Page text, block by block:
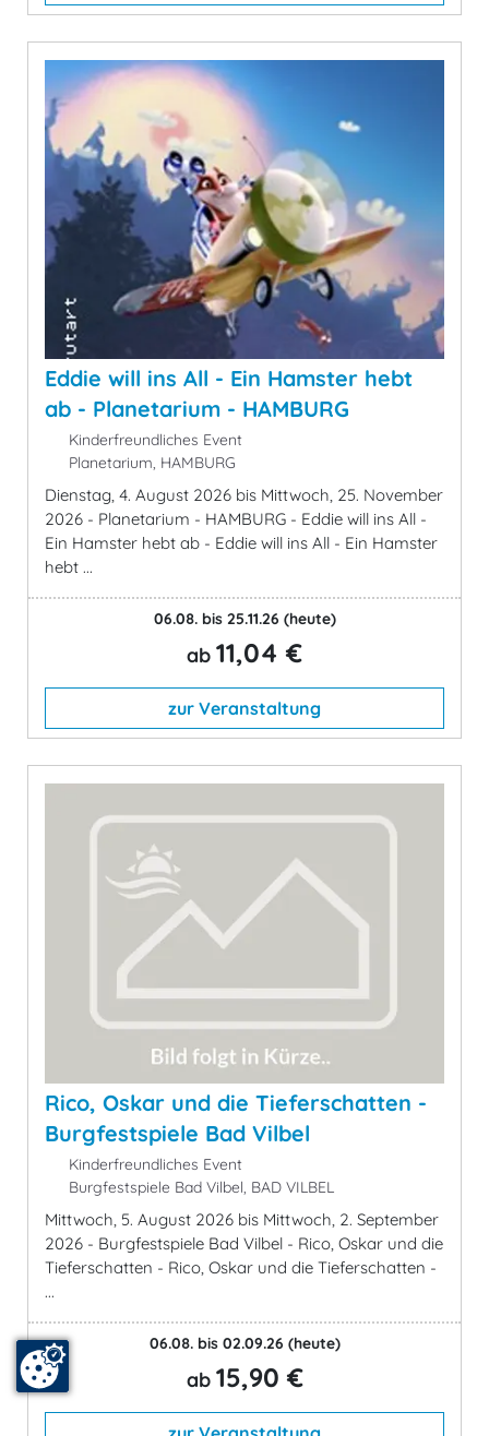
Eddie will ins All - Ein Hamster hebt
ab - Planetarium - HAMBURG
Kinderfreundliches Event
Planetarium, HAMBURG
Dienstag, 4. August 2026 bis Mittwoch, 25. November
2026 - Planetarium - HAMBURG - Eddie will ins All -
Ein Hamster hebt ab - Eddie will ins All - Ein Hamster
hebt ...
06.08. bis 25.11.26 (heute)
ab 11,04 €
zur Veranstaltung
Rico, Oskar und die Tieferschatten -
Burgfestspiele Bad Vilbel
Kinderfreundliches Event
Burgfestspiele Bad Vilbel, BAD VILBEL
Mittwoch, 5. August 2026 bis Mittwoch, 2. September
2026 - Burgfestspiele Bad Vilbel - Rico, Oskar und die
Tieferschatten - Rico, Oskar und die Tieferschatten -
...
06.08. bis 02.09.26 (heute)
ab 15,90 €